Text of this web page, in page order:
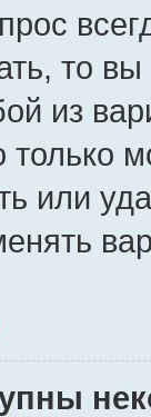
то
из
только
или